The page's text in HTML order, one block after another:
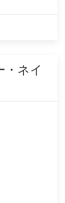
・ネイ